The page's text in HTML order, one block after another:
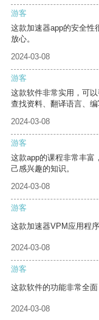
游客
这款加速器app的安全性
放心。
2024-03-08
游客
这款软件非常实用，可
查找资料、翻译语言、编
2024-03-08
游客
这款app的课程非常丰富
己感兴趣的知识。
2024-03-08
游客
这款加速器VPM应用程
2024-03-08
游客
这款软件的功能非常全面
2024-03-08